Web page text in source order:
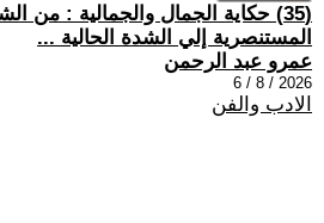
(35) حكاية الجمال والجمالية : من
المستنصرية إلي الشدة الحالية ...
عمرو عبد الرحمن
2026 / 8 / 6
الادب والفن